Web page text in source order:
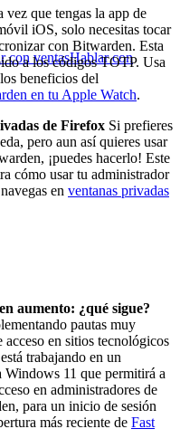
con ventasHablar con
vez que tengas la app de
iOS, solo necesitas tocar
con Bitwarden. Esta
a los códigos TOTP. Usa
beneficios del
en tu Apple Watch.
de Firefox Si prefieres
pero aun así quieres usar
¡puedes hacerlo! Este
cómo usar tu administrador
en ventanas privadas
aumento: ¿qué sigue?
pautas muy
acceso en sitios tecnológicos
trabajando en un
Windows 11 que permitirá a
en administradores de
para un inicio de sesión
más reciente de Fast